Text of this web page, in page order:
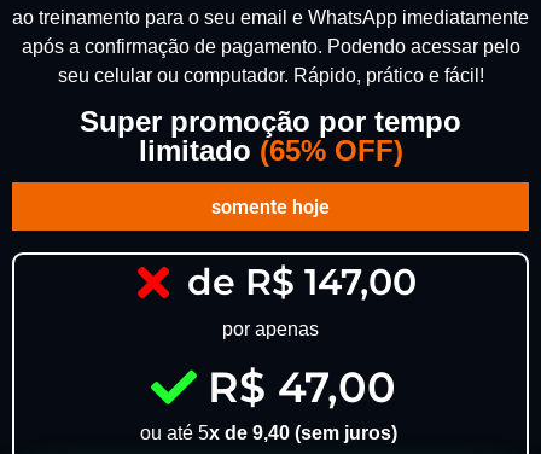
ao treinamento para o seu email e WhatsApp imediatamente
após a confirmação de pagamento. Podendo acessar pelo
seu celular ou computador. Rápido, prático e fácil!
Super promoção por tempo
limitado (65% OFF)
somente hoje
de R$ 147,00
por apenas
R$ 47,00
ou até 5x de 9,40 (sem juros)